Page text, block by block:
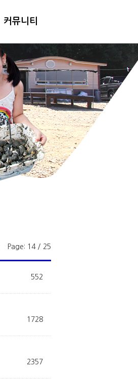
커뮤니티
Page: 14 / 25
552
1728
2357